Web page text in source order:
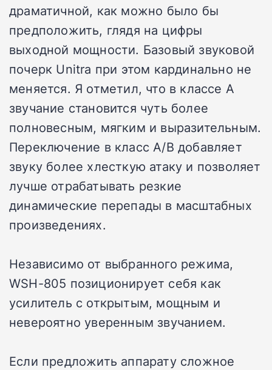
драматичной, как можно было бы
предположить, глядя на цифры
выходной мощности. Базовый звуковой
почерк Unitra при этом кардинально не
меняется. Я отметил, что в классе A
звучание становится чуть более
полновесным, мягким и выразительным.
Переключение в класс A/B добавляет
звуку более хлесткую атаку и позволяет
лучше отрабатывать резкие
динамические перепады в масштабных
произведениях.
Независимо от выбранного режима,
WSH-805 позиционирует себя как
усилитель с открытым, мощным и
невероятно уверенным звучанием.
Если предложить аппарату сложное